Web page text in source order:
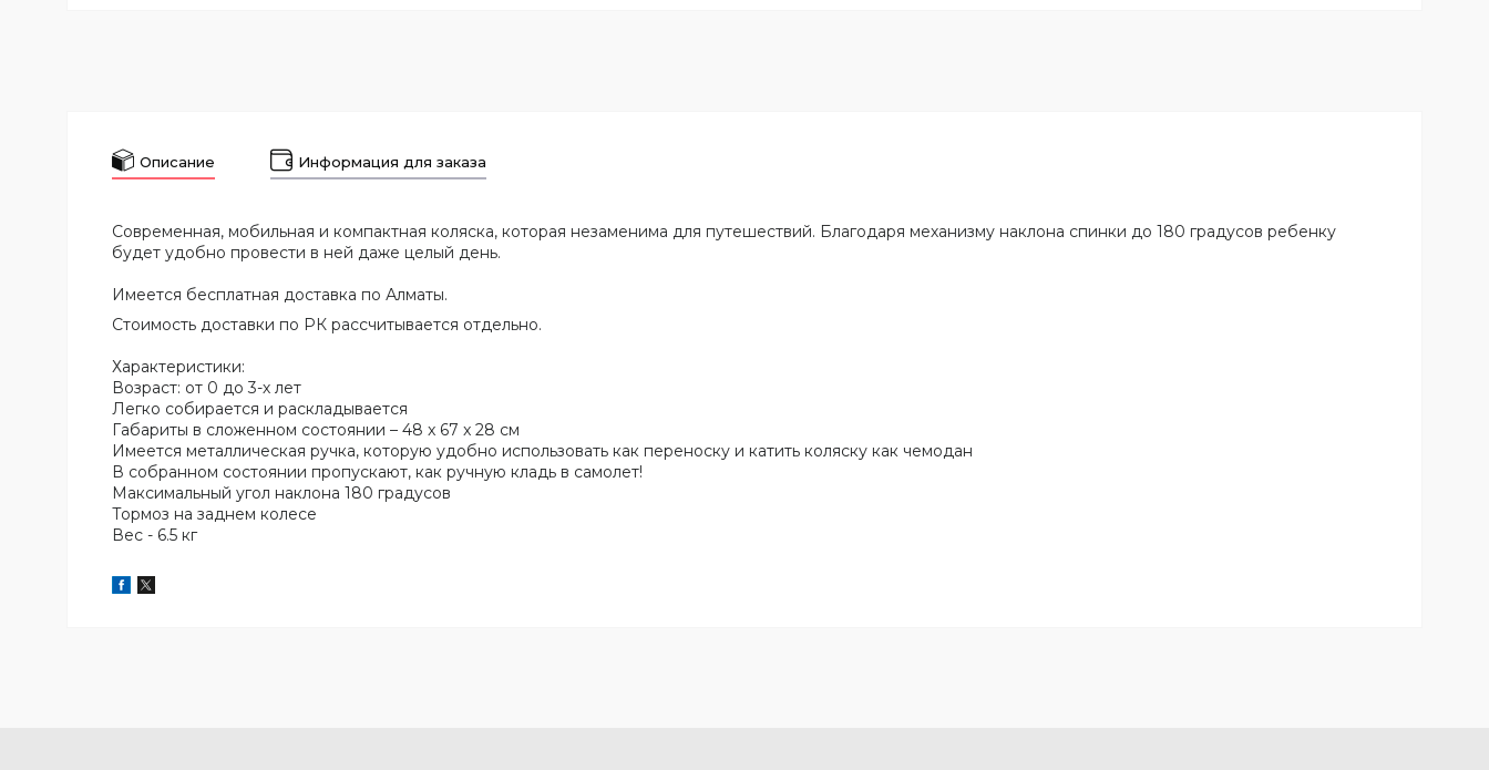
Описание Информация для заказа
Современная, мобильная и компактная коляска, которая незаменима для путешествий. Благодаря механизму наклона спинки до 180 градусов ребенку
будет удобно провести в ней даже целый день.
Имеется бесплатная доставка по Алматы.
Стоимость доставки по РК рассчитывается отдельно.
Характеристики:
Возраст: от 0 до 3-х лет
Легко собирается и раскладывается
Габариты в сложенном состоянии – 48 x 67 x 28 см
Имеется металлическая ручка, которую удобно использовать как переноску и катить коляску как чемодан
В собранном состоянии пропускают, как ручную кладь в самолет!
Максимальный угол наклона 180 градусов
Тормоз на заднем колесе
Вес - 6.5 кг